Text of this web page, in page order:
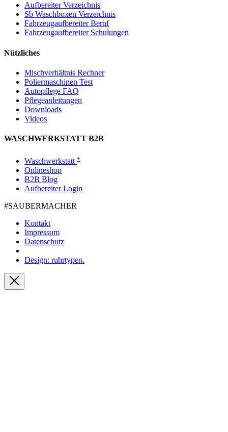
Aufbereiter Verzeichnis
Sb Waschboxen Verzeichnis
Fahrzeugaufbereiter Beruf
Fahrzeugaufbereiter Schulungen
Nützliches
Mischverhältnis Rechner
Poliermaschinen Test
Autopflege FAQ
Pflegeanleitungen
Downloads
Videos
WASCHWERKSTATT B2B
Waschwerkstatt +
Onlineshop
B2B Blog
Aufbereiter Login
#SAUBER­MACHER
Kontakt
Impressum
Datenschutz
Design: ruhrtypen.